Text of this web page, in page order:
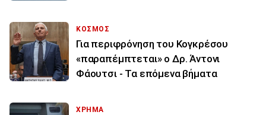
ΚΟΣΜΟΣ
Για περιφρόνηση του Κογκρέσου
«παραπέμπτεται» ο Δρ. Άντονι
Φάουτσι - Τα επόμενα βήματα
ΧΡΗΜΑ